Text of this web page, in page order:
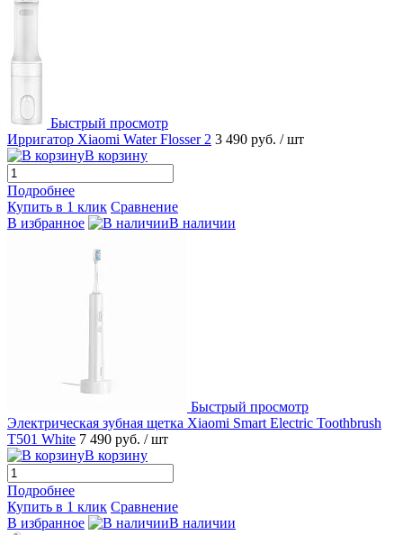
Быстрый просмотр
Ирригатор Xiaomi Water Flosser 2 3 490 руб. / шт
В корзину
Подробнее
Купить в 1 клик Сравнение
В избранное
В наличии
Быстрый просмотр
Электрическая зубная щетка Xiaomi Smart Electric Toothbrush
T501 White 7 490 руб. / шт
В корзину
Подробнее
Купить в 1 клик Сравнение
В избранное
В наличии